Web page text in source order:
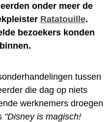
onder meer de
Ratatouille.
bezoekers konden
tussen
die dag op niets
werknemers droegen
"Disney is magisch!